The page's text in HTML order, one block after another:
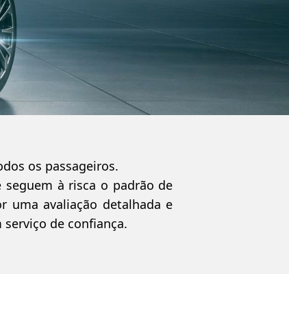
os passageiros.
à risca o padrão de
uma avaliação detalhada e
de confiança.